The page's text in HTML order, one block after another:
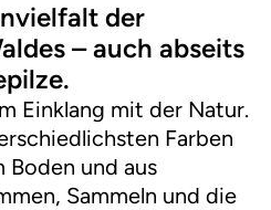
der
– auch abseits
Einklang mit der Natur.
Farben
Boden und aus
Sammeln und die